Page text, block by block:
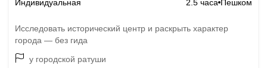
Индивидуальная 2.5 часа Пешком
Исследовать исторический центр и раскрыть характер
города — без гида
у городской ратуши